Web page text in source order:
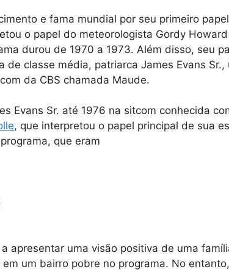
e fama mundial por seu primeiro
o papel do meteorologista Gordy
durou de 1970 a 1973. Além disso, seu
de classe média, patriarca James Evans Sr.,
da CBS chamada Maude.
Evans Sr. até 1976 na sitcom conhecida
, que interpretou o papel principal de sua
que eram
apresentar uma visão positiva de uma
um bairro pobre no programa. No